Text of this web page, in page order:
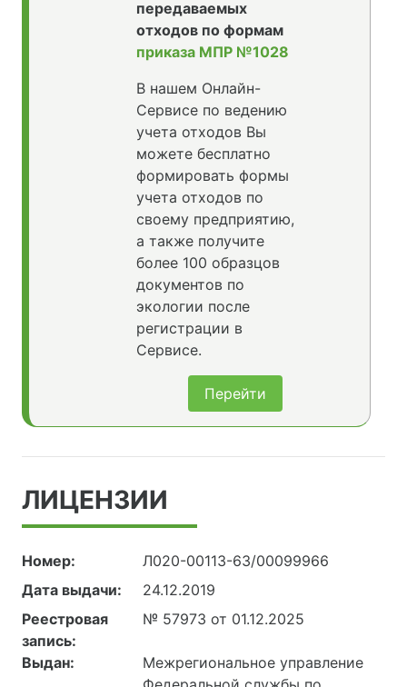
передаваемых
отходов по формам
приказа МПР №1028
В нашем Онлайн-
Сервисе по ведению
учета отходов Вы
можете бесплатно
формировать формы
учета отходов по
своему предприятию,
а также получите
более 100 образцов
документов по
экологии после
регистрации в
Сервисе.
Перейти
ЛИЦЕНЗИИ
Номер:
Л020-00113-63/00099966
Дата выдачи:
24.12.2019
Реестровая
запись:
№ 57973 от 01.12.2025
Выдан:
Межрегиональное управление